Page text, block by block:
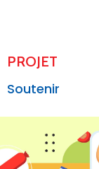
PROJET
Soutenir